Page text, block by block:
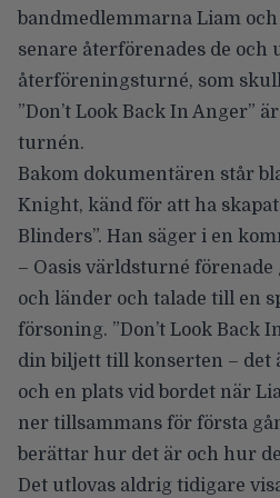
bandmedlemmarna Liam
senare återförenades de och
återföreningsturné, som
”Don’t Look Back In Anger”
turnén.
Bakom dokumentären står
Knight, känd för att ha
Blinders”. Han säger i en
– Oasis världsturné
och länder och talade till en
försoning. ”Don’t Look Back
din biljett till konserten – det
och en plats vid bordet när
ner tillsammans för första
berättar hur det är och hur
Det utlovas aldrig tidigare